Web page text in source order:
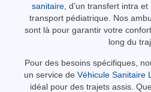
sanitaire, d’un transfert intra
transport pédiatrique. Nos
sont là pour garantir votre
long du
Pour des besoins spécifiques,
un service de Véhicule Sanitaire
idéal pour des trajets assis.